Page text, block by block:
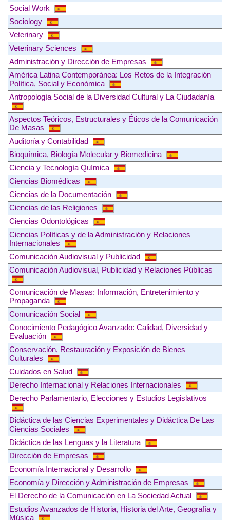
Social Work
Sociology
Veterinary
Veterinary Sciences
Administración y Dirección de Empresas
América Latina Contemporánea: Los Retos de la Integración
Política, Social y Económica
Antropología Social de la Diversidad Cultural y La Ciudadanía
Aspectos Teóricos, Estructurales y Éticos de la Comunicación
De Masas
Auditoría y Contabilidad
Bioquímica, Biología Molecular y Biomedicina
Ciencia y Tecnología Química
Ciencias Biomédicas
Ciencias de la Documentación
Ciencias de las Religiones
Ciencias Odontológicas
Ciencias Políticas y de la Administración y Relaciones
Internacionales
Comunicación Audiovisual y Publicidad
Comunicación Audiovisual, Publicidad y Relaciones Públicas
Comunicación de Masas: Información, Entretenimiento y
Propaganda
Comunicación Social
Conocimiento Pedagógico Avanzado: Calidad, Diversidad y
Evaluación
Conservación, Restauración y Exposición de Bienes
Culturales
Cuidados en Salud
Derecho Internacional y Relaciones Internacionales
Derecho Parlamentario, Elecciones y Estudios Legislativos
Didáctica de las Ciencias Experimentales y Didáctica De Las
Ciencias Sociales
Didáctica de las Lenguas y la Literatura
Dirección de Empresas
Economía Internacional y Desarrollo
Economía y Dirección y Administración de Empresas
El Derecho de la Comunicación en La Sociedad Actual
Estudios Avanzados de Historia, Historia del Arte, Geografía y
Música